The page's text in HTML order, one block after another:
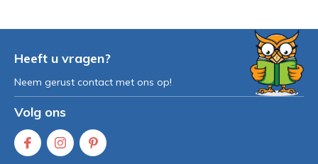
Heeft u vragen?
Neem gerust contact met ons op!
Volg ons